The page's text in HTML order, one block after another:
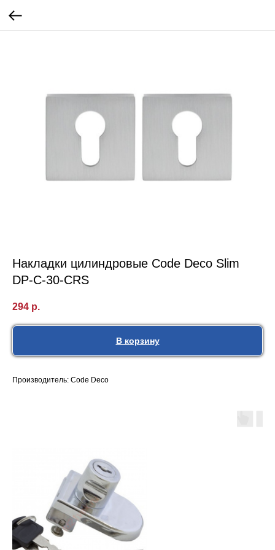
Накладки цилиндровые Code Deco Slim
DP-C-30-CRS
294 р.
В корзину
Производитель: Code Deco